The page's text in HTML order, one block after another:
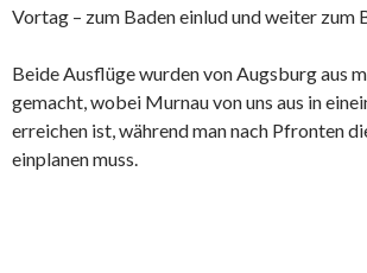
Vortag – zum Baden einlud und weiter zum
Beide Ausflüge wurden von Augsburg aus
gemacht, wobei Murnau von uns aus in
erreichen ist, während man nach Pfronten
einplanen muss.